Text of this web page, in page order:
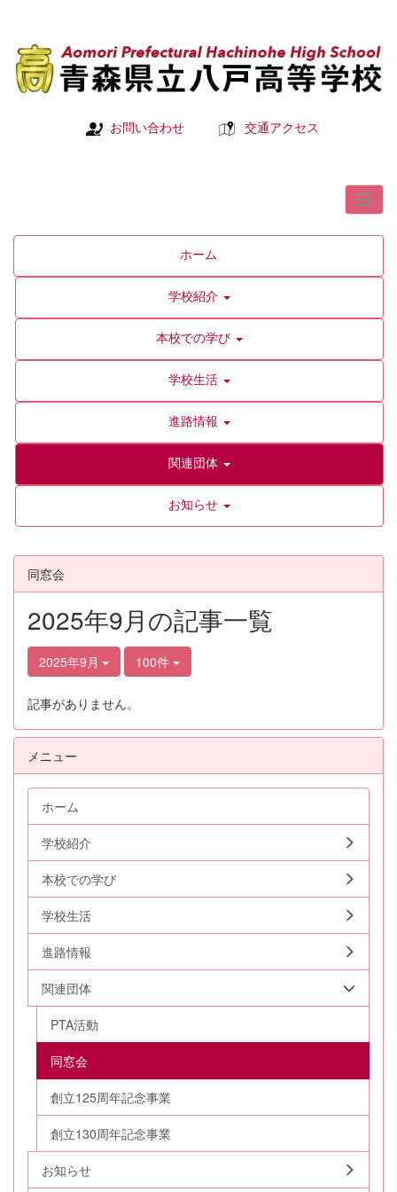
お問い合わせ 交通アクセス
ホーム
学校紹介
本校での学び
学校生活
進路情報
関連団体
お知らせ
同窓会
2025年9月の記事一覧
2025年9月 100件
記事がありません。
メニュー
ホーム
学校紹介
本校での学び
学校生活
進路情報
関連団体
PTA活動
同窓会
創立125周年記念事業
創立130周年記念事業
お知らせ